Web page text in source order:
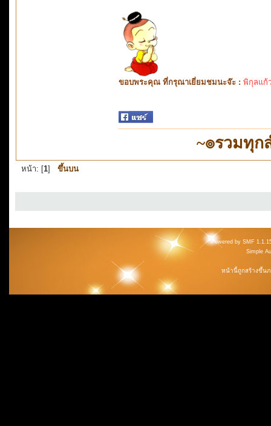
ขอบพระคุณ ที่กรุณาเยี่ยมชมนะจ๊ะ : พิกุลแก้
~๏รวมทุ
หน้า: [1] ขึ้นบน
Powered by SMF
Simple
หน้านี้ถูกสร้างขึ้นภ